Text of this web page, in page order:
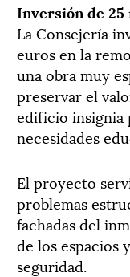
Inversión de
La Consejería
euros en la
una obra muy
preservar el
edificio insignia
necesidades
El proyecto
problemas
fachadas del
de los espacios
seguridad.